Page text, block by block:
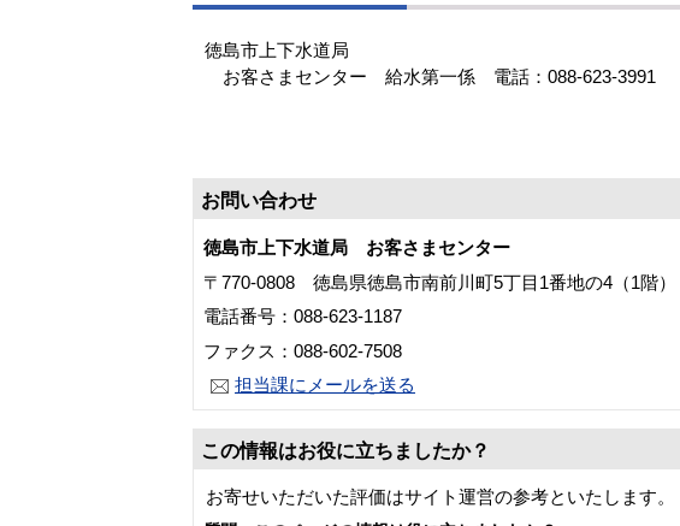
徳島市上下水道局
お客さまセンター 給水第一係 電話：088-623-3991
お問い合わせ
徳島市上下水道局 お客さまセンター
〒770-0808 徳島県徳島市南前川町5丁目1番地の4（1階）
電話番号：088-623-1187
ファクス：088-602-7508
担当課にメールを送る
この情報はお役に立ちましたか？
お寄せいただいた評価はサイト運営の参考といたします。